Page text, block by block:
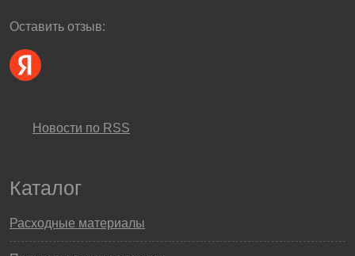
Оставить отзыв:
Новости по RSS
Каталог
Расходные материалы